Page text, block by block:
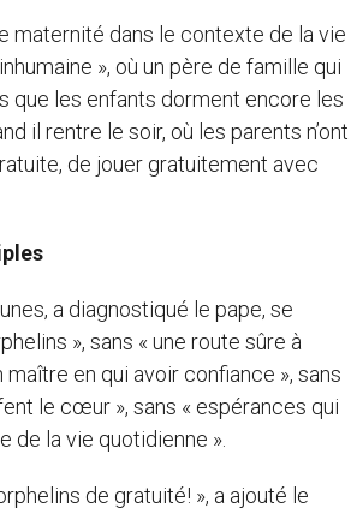
maternité dans le contexte de la vie
», où un père de famille qui
que les enfants dorment encore les
il rentre le soir, où les parents n’ont
de jouer gratuitement avec
a diagnostiqué le pape, se
», sans « une route sûre à
maître en qui avoir confiance », sans
le cœur », sans « espérances qui
de la vie quotidienne ».
de gratuité! », a ajouté le